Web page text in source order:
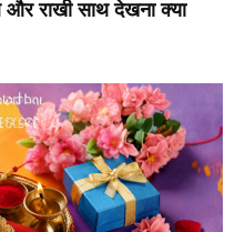
राखी साथ देखना क्या